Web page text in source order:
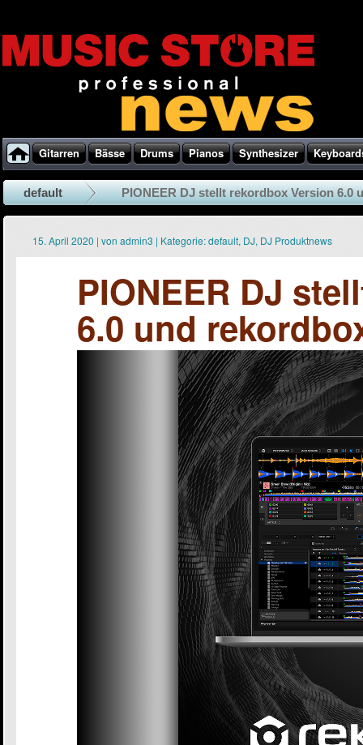
Gitarren Bässe Drums Pianos Synthesizer
default PIONEER DJ stellt rekordbox Version 6.0
15. April 2020 | von admin3 | Kategorie:default, DJ, DJ Produktnews
PIONEER DJ
6.0 und